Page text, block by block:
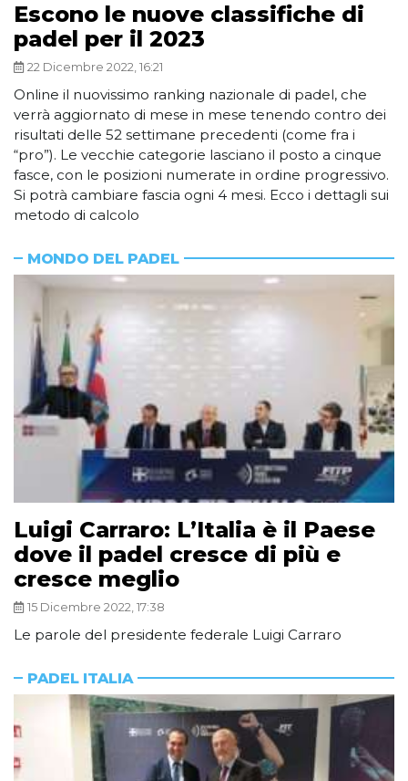
Escono le nuove classifiche di
padel per il 2023
22 Dicembre 2022, 16:21
Online il nuovissimo ranking nazionale di padel, che
verrà aggiornato di mese in mese tenendo contro dei
risultati delle 52 settimane precedenti (come fra i
“pro”). Le vecchie categorie lasciano il posto a cinque
fasce, con le posizioni numerate in ordine progressivo.
Si potrà cambiare fascia ogni 4 mesi. Ecco i dettagli sui
metodo di calcolo
MONDO DEL PADEL
Luigi Carraro: L’Italia è il Paese
dove il padel cresce di più e
cresce meglio
15 Dicembre 2022, 17:38
Le parole del presidente federale Luigi Carraro
PADEL ITALIA